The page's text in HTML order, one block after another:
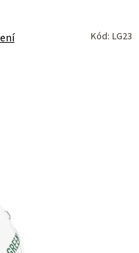
Kód: LG23